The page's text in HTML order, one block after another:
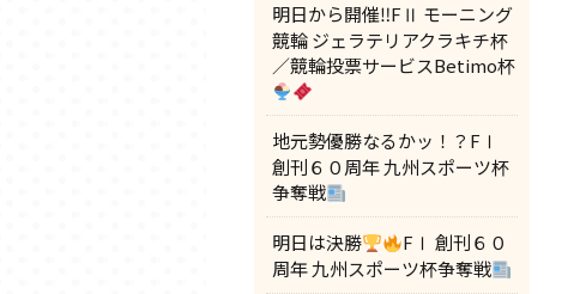
明日から開催‼FⅡ モーニング
競輪 ジェラテリアクラキチ杯
／競輪投票サービスBetimo杯
地元勢優勝なるかッ！？FⅠ
創刊６０周年 九州スポーツ杯
争奪戦
明日は決勝
FⅠ 創刊６０
周年 九州スポーツ杯争奪戦